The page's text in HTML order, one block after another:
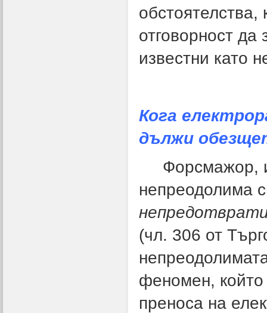
обстоятелства,
отговорност
известни като
Кога
дължи
Форсмажор,
непреодолима
(чл. 306 от
феномен,
преноса на